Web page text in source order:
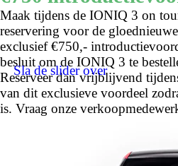
Maak tijdens de IONIQ 3 on
reservering voor de
exclusief €750,-
besluit om de IONIQ 3 te
Reserveer dan vrijblijvend
van dit exclusieve voordeel
is. Vraag onze
Sla de slider over